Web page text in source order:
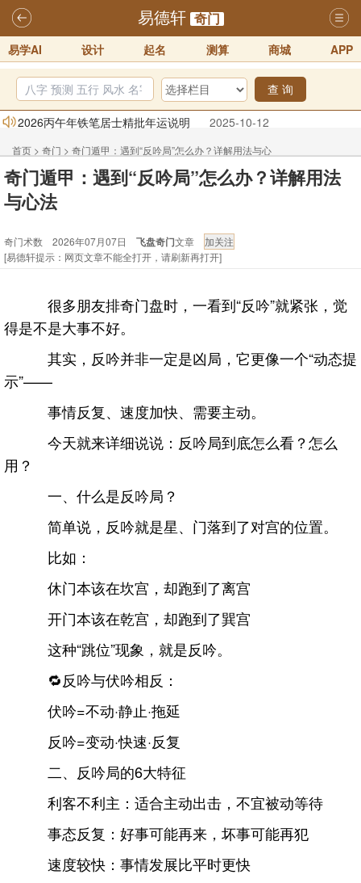
易德轩 奇门
易学AI 设计 起名 测算 商城 APP
查 询
2026丙午年铁笔居士精批年运说明
2025-10-12
易德轩通告：本网站易德轩商标及LOGO注册声明
2021-9-7
易德轩易学ai，ai批八字紫微命理相学，ai智能体客服系统开通，欢迎
体验！！
易德轩网重构及升能完成，欢迎大家来体验新程序及感觉！！
2025-07-01
订！！
2025-10-01
首页 > 奇门 > 奇门遁甲：遇到“反吟局”怎么办？详解用法与心
法 - 奇门术数
奇门遁甲：遇到“反吟局”怎么办？详解用法
与心法
奇门术数 2026年07月07日 飞盘奇门文章
[易德轩提示：网页文章不能全打开，请刷新再打开]
很多朋友排奇门盘时，一看到“反吟”就紧张，觉
得是不是大事不好。
其实，反吟并非一定是凶局，它更像一个“动态提
示”——
事情反复、速度加快、需要主动。
今天就来详细说说：反吟局到底怎么看？怎么
用？
一、什么是反吟局？
简单说，反吟就是星、门落到了对宫的位置。
比如：
休门本该在坎宫，却跑到了离宫
开门本该在乾宫，却跑到了巽宫
这种“跳位”现象，就是反吟。
🔁反吟与伏吟相反：
伏吟=不动·静止·拖延
反吟=变动·快速·反复
二、反吟局的6大特征
利客不利主：适合主动出击，不宜被动等待
事态反复：好事可能再来，坏事可能再犯
速度较快：事情发展比平时更快